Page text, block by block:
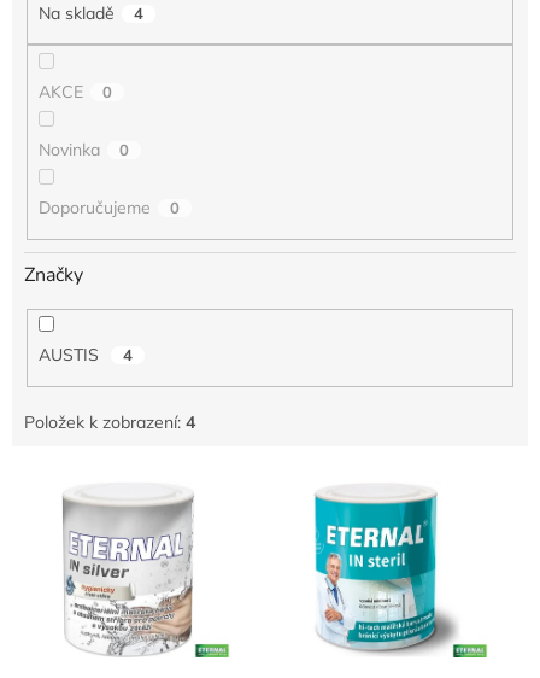
Na skladě 4
AKCE 0
Novinka 0
Doporučujeme 0
Značky
AUSTIS 4
Položek k zobrazení: 4